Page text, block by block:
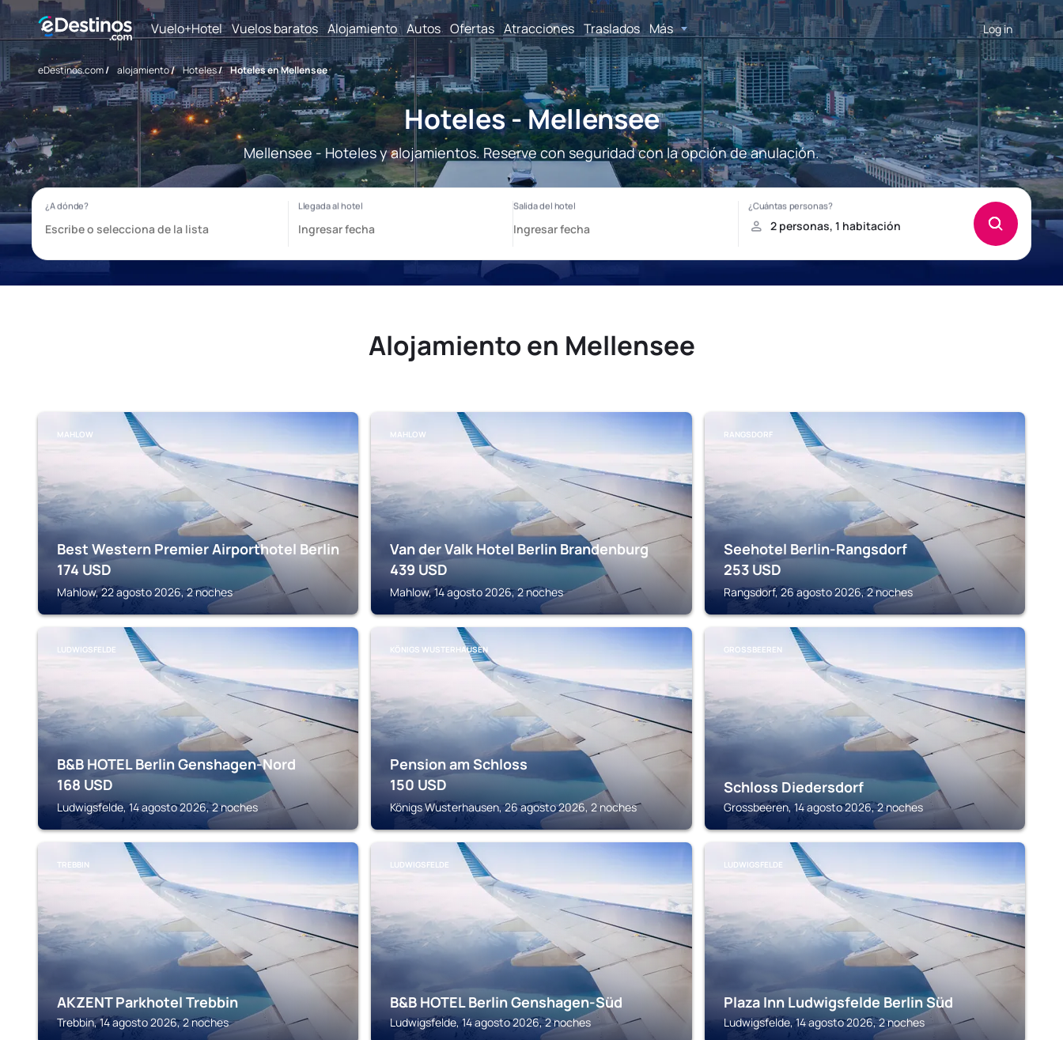
Vuelo+Hotel Vuelos baratos Alojamiento Autos Ofertas Atracciones Traslados Más Log in
eDestinos.com/ alojamiento/ Hoteles/ Hoteles en Mellensee
Hoteles - Mellensee
Mellensee - Hoteles y alojamientos. Reserve con seguridad con la opción de anulación.
Alojamiento en Mellensee
MAHLOW
Best Western Premier Airporthotel Berlin
174 USD
Mahlow, 22 agosto 2026, 2 noches
MAHLOW
Van der Valk Hotel Berlin Brandenburg
439 USD
Mahlow, 14 agosto 2026, 2 noches
RANGSDORF
Seehotel Berlin-Rangsdorf
253 USD
Rangsdorf, 26 agosto 2026, 2 noches
LUDWIGSFELDE
B&B HOTEL Berlin Genshagen-Nord
168 USD
Ludwigsfelde, 14 agosto 2026, 2 noches
KÖNIGS WUSTERHAUSEN
Pension am Schloss
150 USD
Königs Wusterhausen, 26 agosto 2026, 2 noches
GROSSBEEREN
Schloss Diedersdorf
Grossbeeren, 14 agosto 2026, 2 noches
TREBBIN
AKZENT Parkhotel Trebbin
Trebbin, 14 agosto 2026, 2 noches
LUDWIGSFELDE
B&B HOTEL Berlin Genshagen-Süd
Ludwigsfelde, 14 agosto 2026, 2 noches
LUDWIGSFELDE
Plaza Inn Ludwigsfelde Berlin Süd
Ludwigsfelde, 14 agosto 2026, 2 noches